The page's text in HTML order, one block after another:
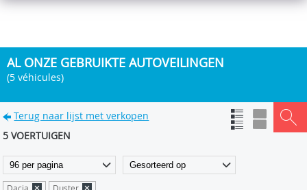
AL ONZE GEBRUIKTE AUTOVEILINGEN
(5 véhicules)
Terug naar lijst met verkopen
5 VOERTUIGEN